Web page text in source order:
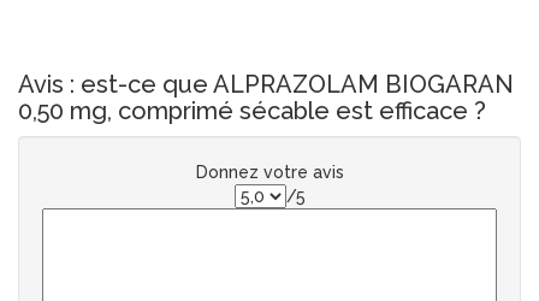
Avis : est-ce que ALPRAZOLAM BIOGARAN
0,50 mg, comprimé sécable est efficace ?
Donnez votre avis
/5